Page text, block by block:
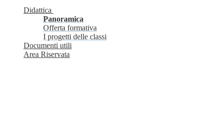
Didattica
Panoramica
Offerta formativa
I progetti delle classi
Documenti utili
Area Riservata